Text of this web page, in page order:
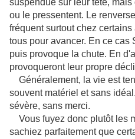
suspendue sur leur tête,
ou le pressentent. Le
fréquent surtout chez
tous pour avancer. En ce cas
puis provoque la chute. En
provoqueront leur propre
Généralement, la vie est
souvent matériel et sans
sévère, sans merci.
Vous fuyez donc plutôt les
sachiez parfaitement que